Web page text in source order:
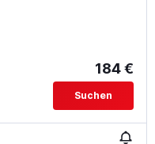
184 €
Suchen